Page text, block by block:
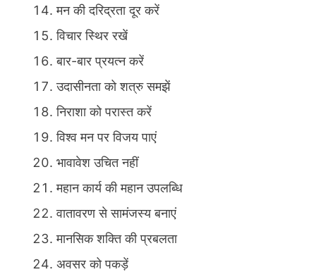
मन की दरिद्रता दूर करें
विचार स्थिर रखें
बार-बार प्रयत्न करें
उदासीनता को शत्रु समझें
निराशा को परास्त करें
विश्व मन पर विजय पाएं
भावावेश उचित नहीं
महान कार्य की महान उपलब्धि
वातावरण से सामंजस्य बनाएं
मानसिक शक्ति की प्रबलता
अवसर को पकड़ें